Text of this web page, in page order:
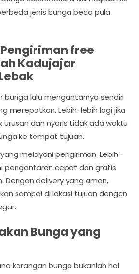
jenis bunga beda pula
free
Kadujajar
bunga lalu mengantarnya sendiri
merepotkan. Lebih-lebih lagi jika
urusan dan nyaris tidak ada waktu
ke tempat tujuan.
melayani pengiriman. Lebih-
pengantaran cepat dan gratis
Dengan delivery yang aman,
sampai di lokasi tujuan dengan
Bunga yang
karangan bunga bukanlah hal